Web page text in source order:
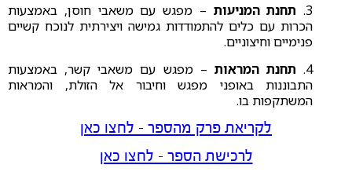
3. תחנת המניעות – מפגש עם משאבי חוסן, באמצעות
הכרות עם כלים להתמודדות גמישה ויצירתית לנוכח קשיים
פנימיים וחיצוניים.
4.
תחנת המראות – מפגש עם משאבי קשר, באמצעות
התבוננות באופני מפגש וחיבור אל הזולת, והמראות
המשתקפות בו.
לקריאת פרק מהספר - לחצו כאן
לרכישת הספר - לחצו כאן